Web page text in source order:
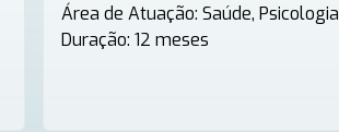
Área de Atuação: Saúde, Psicologia
Duração: 12 meses